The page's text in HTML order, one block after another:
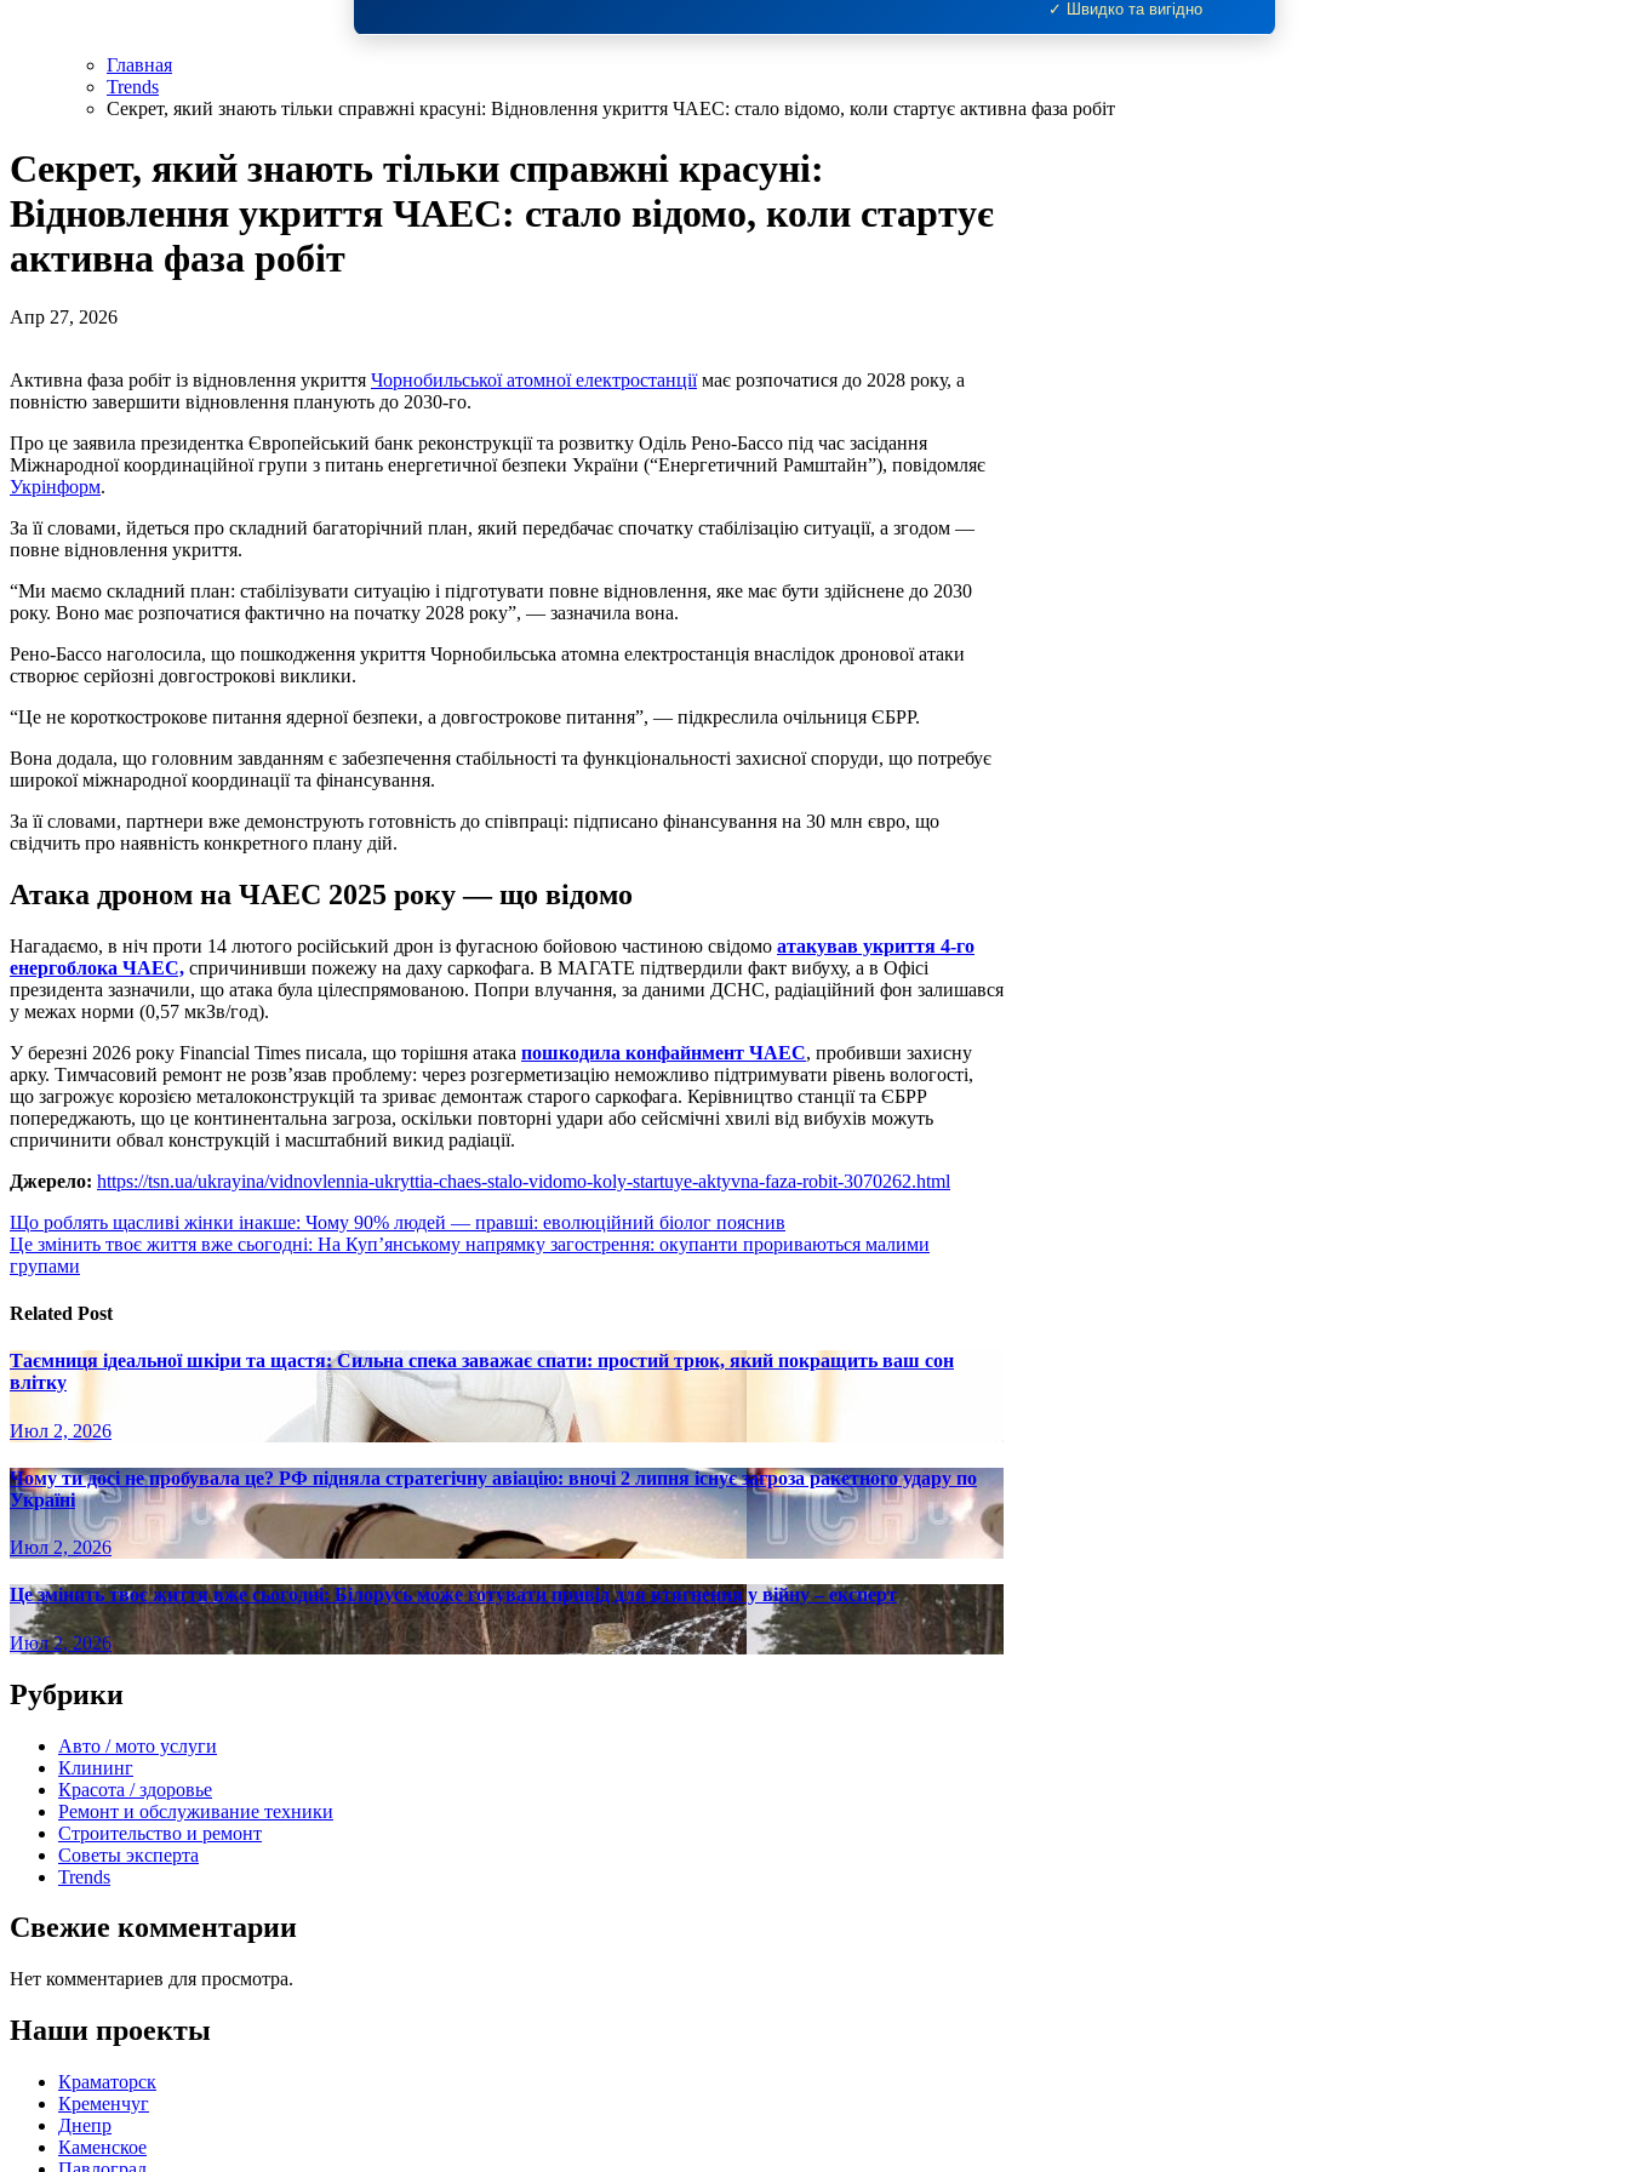
✓ Швидко та вигідно
Главная
Trends
Секрет, який знають тільки справжні красуні: Відновлення укриття ЧАЕС: стало відомо, коли стартує активна фаза робіт
Секрет, який знають тільки справжні красуні:
Відновлення укриття ЧАЕС: стало відомо, коли стартує
активна фаза робіт
Апр 27, 2026
Активна фаза робіт із відновлення укриття Чорнобильської атомної електростанціїмає розпочатися до 2028 року, а
повністю завершити відновлення планують до 2030-го.
Про це заявила президентка Європейський банк реконструкції та розвитку Оділь Рено-Бассо під час засідання
Міжнародної координаційної групи з питань енергетичної безпеки України (“Енергетичний Рамштайн”), повідомляє
Укрінформ.
За її словами, йдеться про складний багаторічний план, який передбачає спочатку стабілізацію ситуації, а згодом —
повне відновлення укриття.
“Ми маємо складний план: стабілізувати ситуацію і підготувати повне відновлення, яке має бути здійснене до 2030
року. Воно має розпочатися фактично на початку 2028 року”, — зазначила вона.
Рено-Бассо наголосила, що пошкодження укриття Чорнобильська атомна електростанція внаслідок дронової атаки
створює серйозні довгострокові виклики.
“Це не короткострокове питання ядерної безпеки, а довгострокове питання”, — підкреслила очільниця ЄБРР.
Вона додала, що головним завданням є забезпечення стабільності та функціональності захисної споруди, що потребує
широкої міжнародної координації та фінансування.
За її словами, партнери вже демонструють готовність до співпраці: підписано фінансування на 30 млн євро, що
свідчить про наявність конкретного плану дій.
Атака дроном на ЧАЕС 2025 року — що відомо
Нагадаємо, в ніч проти 14 лютого російський дрон із фугасною бойовою частиною свідомо атакував укриття 4-го
енергоблока ЧАЕС, спричинивши пожежу на даху саркофага. В МАГАТЕ підтвердили факт вибуху, а в Офісі
президента зазначили, що атака була цілеспрямованою. Попри влучання, за даними ДСНС, радіаційний фон залишався
у межах норми (0,57 мкЗв/год).
У березні 2026 року Financial Times писала, що торішня атака пошкодила конфайнмент ЧАЕС, пробивши захисну
арку. Тимчасовий ремонт не розв’язав проблему: через розгерметизацію неможливо підтримувати рівень вологості,
що загрожує корозією металоконструкцій та зриває демонтаж старого саркофага. Керівництво станції та ЄБРР
попереджають, що це континентальна загроза, оскільки повторні удари або сейсмічні хвилі від вибухів можуть
спричинити обвал конструкцій і масштабний викид радіації.
Джерело: https://tsn.ua/ukrayina/vidnovlennia-ukryttia-chaes-stalo-vidomo-koly-startuye-aktyvna-faza-robit-3070262.html
Навигация
по
Що роблять щасливі жінки інакше: Чому 90% людей — правші: еволюційний біолог пояснив
Це змінить твоє життя вже сьогодні: На Куп’янському напрямку загострення: окупанти прориваються малими
групами
Related Post
Таємниця ідеальної шкіри та щастя: Сильна спека заважає спати: простий трюк, який покращить ваш сон
влітку
Июл 2, 2026
Чому ти досі не пробувала це? РФ підняла стратегічну авіацію: вночі 2 липня існує загроза ракетного удару по
Україні
Июл 2, 2026
Це змінить твоє життя вже сьогодні: Білорусь може готувати привід для втягнення у війну – експерт
Июл 2, 2026
Рубрики
Авто / мото услуги
Клининг
Красота / здоровье
Ремонт и обслуживание техники
Строительство и ремонт
Советы эксперта
Trends
Свежие комментарии
Нет комментариев для просмотра.
Наши проекты
Краматорск
Кременчуг
Днепр
Каменское